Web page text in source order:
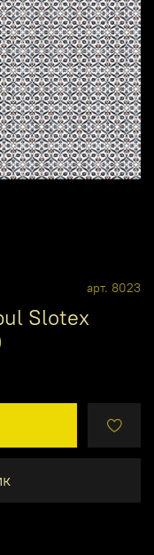
арт. 8023
Slotex